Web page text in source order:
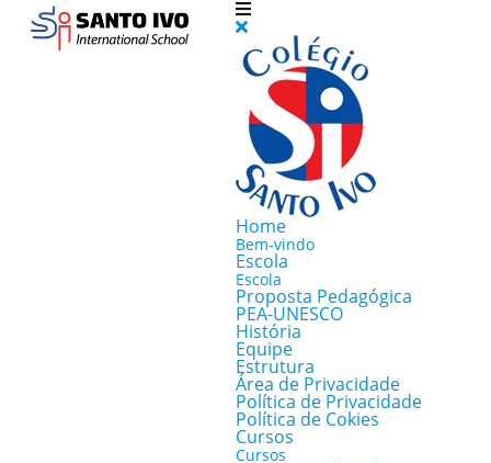
Home
Bem-vindo
Escola
Escola
Proposta Pedagógica
PEA-UNESCO
História
Equipe
Estrutura
Área de Privacidade
Política de Privacidade
Política de Cokies
Cursos
Cursos